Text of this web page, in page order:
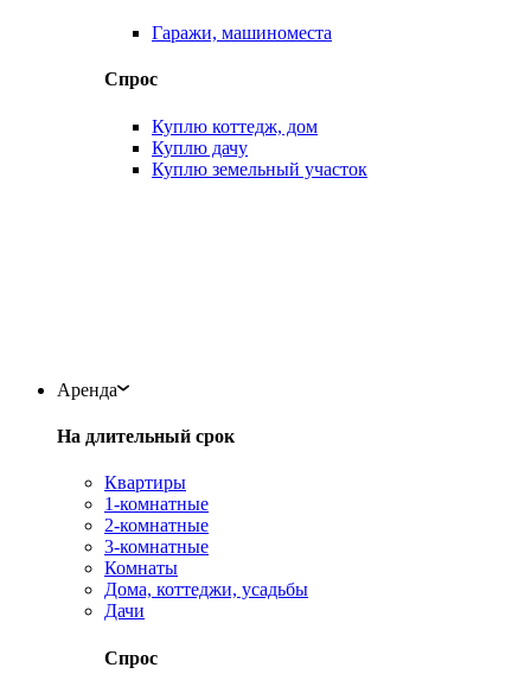
Гаражи, машиноместа
Спрос
Куплю коттедж, дом
Куплю дачу
Куплю земельный участок
Аренда
На длительный срок
Квартиры
1-комнатные
2-комнатные
3-комнатные
Комнаты
Дома, коттеджи, усадьбы
Дачи
Спрос